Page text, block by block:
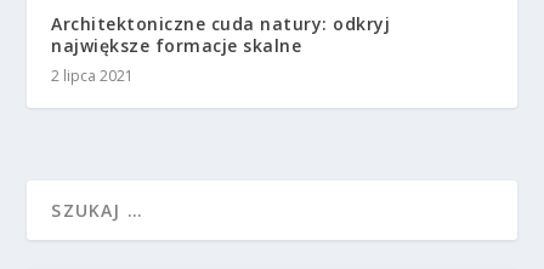
Architektoniczne cuda natury: odkryj
największe formacje skalne
2 lipca 2021